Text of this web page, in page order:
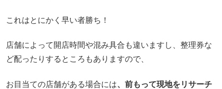
これはとにかく早い者勝ち！
店舗によって開店時間や混み具合も違いますし、整理券な
ど配ったりするところもありますので、
お目当ての店舗がある場合には、前もって現地をリサーチ